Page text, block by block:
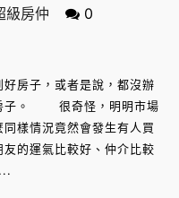
房仲 0
房子，或者是說，都沒辦
房子。 很奇怪，明明市場
樣情況竟然會發生有人買
的運氣比較好、仲介比較